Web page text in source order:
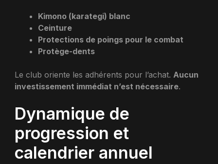
Kimono (karategi) blanc
Ceinture
Protections de poings pour le combat
Protège-dents
Le club oriente les adhérents pour l’achat. Aucun
investissement immédiat n’est nécessaire.
Dynamique de
progression et
calendrier annuel